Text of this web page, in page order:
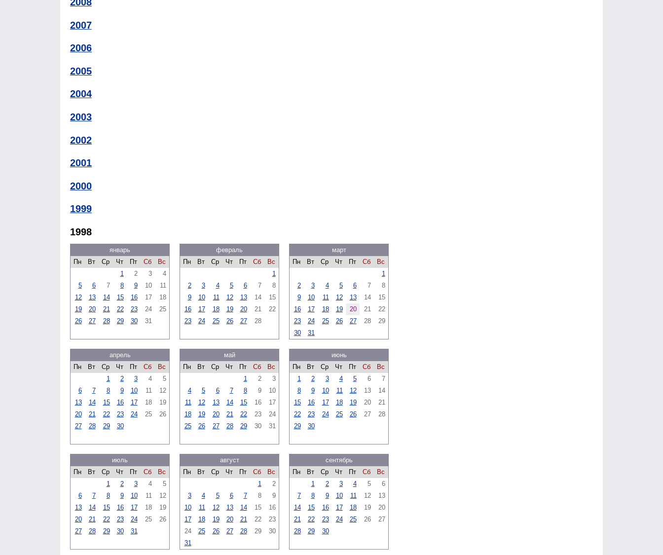
2007
2006
2005
2004
2003
2002
2001
2000
1999
1998
январь
Пн
Вт Ср Чт Пт Сб
Вс
1
2 3
4
5
6 7 8 9 10
11
12
13 14 15 16 17
18
19
20 21 22 23 24
25
26
27 28 29 30 31
февраль
Пн
Вт Ср Чт Пт Сб
Вс
1
2
3 4 5 6 7
8
9
10 11 12 13 14
15
16
17 18 19 20 21
22
23
24 25 26 27 28
март
Пн
Вт Ср Чт Пт Сб
Вс
1
2
3 4 5 6 7
8
9
10 11 12 13 14
15
16
17 18 19 20 21
22
23
24 25 26 27 28
29
30
31
апрель
Пн
Вт Ср Чт Пт Сб
Вс
1
2 3 4
5
6
7 8 9 10 11
12
13
14 15 16 17 18
19
20
21 22 23 24 25
26
27
28 29 30
май
Пн
Вт Ср Чт Пт Сб
Вс
1
2
3
4
5 6 7 8 9
10
11
12 13 14 15 16
17
18
19 20 21 22 23
24
25
26 27 28 29 30 31
июнь
Пн
Вт Ср Чт Пт Сб
Вс
1
2 3 4 5 6
7
8
9 10 11 12 13
14
15
16 17 18 19 20
21
22
23 24 25 26 27
28
29
30
июль
Пн
Вт Ср Чт Пт Сб
Вс
1
2 3 4
5
6
7 8 9 10 11
12
13
14 15 16 17 18
19
20
21 22 23 24 25
26
27
28 29 30 31
август
Пн
Вт Ср Чт Пт Сб
Вс
1
2
3
4 5 6 7 8
9
10
11 12 13 14 15
16
17
18 19 20 21 22
23
24
25 26 27 28 29
30
31
сентябрь
Пн
Вт Ср Чт Пт Сб
Вс
1
2 3 4 5
6
7
8 9 10 11 12
13
14
15 16 17 18 19
20
21
22 23 24 25 26
27
28
29 30